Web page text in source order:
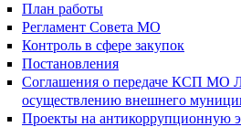
План работы
Регламент Совета МО
Контроль в сфере закупок
Постановления
Соглашения о передаче КСП МО
осуществлению внешнего
Проекты на антикоррупционную